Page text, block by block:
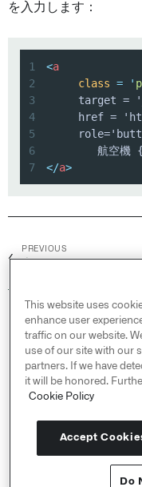
を入力します：
1 <a
2
class = '
3
target =
4
href =
5
6
航空機
7
</a>
←
PREVIOUS
© 2026 Palantir
reserved.
Cookies Statement
Privacy Statement
Terms of Use ↗
Do Not Sell or
This website uses
enhance user
traffic on our website.
use of our site with our
partners. If we have
it will be honored.
Cookie Policy
Accept
Do